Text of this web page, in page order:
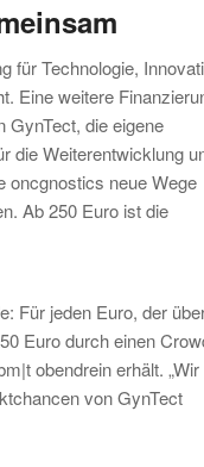
für Technologie,
Eine weitere
GynTect, die eigene
die Weiterentwicklung
oncgnostics neue Wege
Ab 250 Euro ist die
Für jeden Euro, der
Euro durch einen
obendrein erhält. „Wir
von GynTect